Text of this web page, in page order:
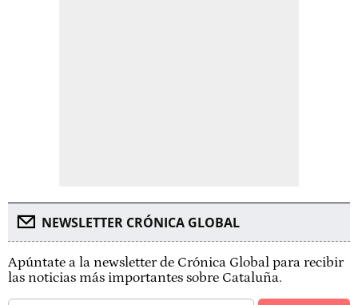
NEWSLETTER CRÓNICA GLOBAL
Apúntate a la newsletter de Crónica Global para recibir
las noticias más importantes sobre Cataluña.